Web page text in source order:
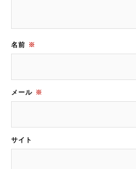
名前 ※
メール ※
サイト